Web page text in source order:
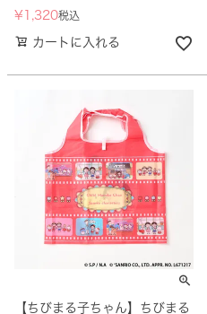
¥ 1,320税込
カートに入れる
【ちびまる子ちゃん】ちびまる